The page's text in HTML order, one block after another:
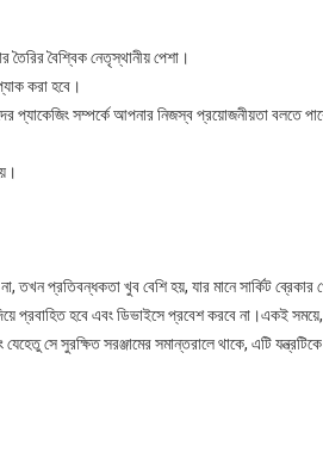
তৈরির বৈশ্বিক নেতৃস্থানীয় পেশা।
করা হবে।
প্যাকেজিং সম্পর্কে আপনার নিজস্ব প্রয়োজনীয়তা বলতে
তখন প্রতিবন্ধকতা খুব বেশি হয়, যার মানে সার্কিট
দিয়ে প্রবাহিত হবে এবং ডিভাইসে প্রবেশ করবে না।একই
সে সুরক্ষিত সরঞ্জামের সমান্তরালে থাকে, এটি